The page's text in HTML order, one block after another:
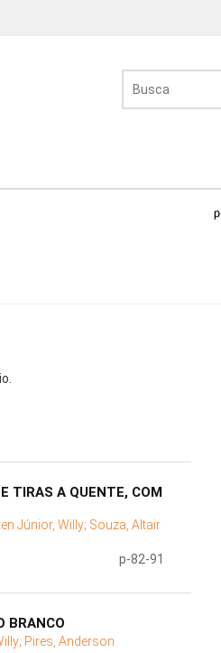
TIRAS A QUENTE, COM
Júnior, Willy; Souza, Altair
p-82-91
BRANCO
Pires, Anderson